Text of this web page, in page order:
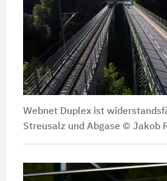
Webnet Duplex ist
Streusalz und Abgase © Jakob